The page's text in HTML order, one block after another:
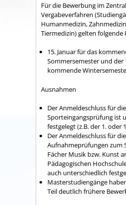
Für die Bewerbung im
Vergabeverfahren
Humanmedizin,
Tiermedizin) gelten folgende
15. Januar für das
Sommersemester und der
kommende
Ausnahmen
Der Anmeldeschluss für die
Sporteingangsprüfung ist
festgelegt (z.B. der 1. oder
Der Anmeldeschluss für die
Aufnahmeprüfungen zum
Fächer Musik bzw. Kunst
Pädagogischen
auch unterschiedlich
Masterstudiengänge
Teil deutlich frühere